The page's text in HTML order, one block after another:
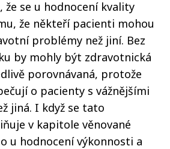
že se u hodnocení kvality
že někteří pacienti mohou
problémy než jiní. Bez
by mohly být zdravotnická
porovnávaná, protože
o pacienty s vážnějšími
jiná. I když se tato
v kapitole věnované
u hodnocení výkonnosti a